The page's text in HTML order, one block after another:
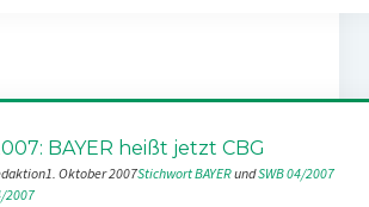
BAYER heißt jetzt CBG
1. Oktober 2007Stichwort BAYER und SWB 04/2007
2007